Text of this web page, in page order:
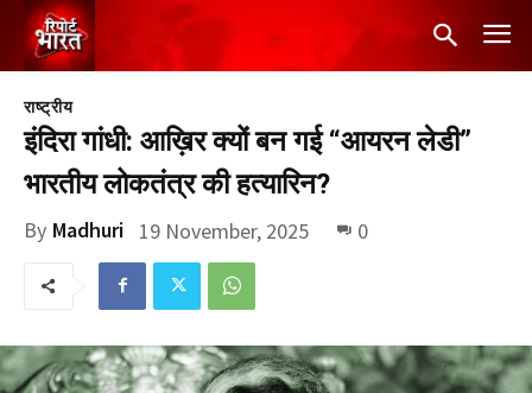
राष्ट्रीय
इंदिरा गांधी: आख़िर क्यों बन गई “आयरन लेडी”
भारतीय लोकतंत्र की हत्यारिन?
By Madhuri 19 November, 2025 0